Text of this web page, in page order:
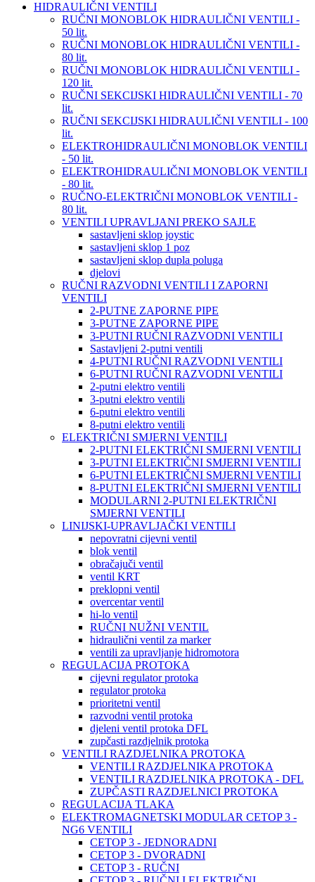
HIDRAULIČNI VENTILI
RUČNI MONOBLOK HIDRAULIČNI VENTILI -
50 lit.
RUČNI MONOBLOK HIDRAULIČNI VENTILI -
80 lit.
RUČNI MONOBLOK HIDRAULIČNI VENTILI -
120 lit.
RUČNI SEKCIJSKI HIDRAULIČNI VENTILI - 70
lit.
RUČNI SEKCIJSKI HIDRAULIČNI VENTILI - 100
lit.
ELEKTROHIDRAULIČNI MONOBLOK VENTILI
- 50 lit.
ELEKTROHIDRAULIČNI MONOBLOK VENTILI
- 80 lit.
RUČNO-ELEKTRIČNI MONOBLOK VENTILI -
80 lit.
VENTILI UPRAVLJANI PREKO SAJLE
sastavljeni sklop joystic
sastavljeni sklop 1 poz
sastavljeni sklop dupla poluga
djelovi
RUČNI RAZVODNI VENTILI I ZAPORNI
VENTILI
2-PUTNE ZAPORNE PIPE
3-PUTNE ZAPORNE PIPE
3-PUTNI RUČNI RAZVODNI VENTILI
Sastavljeni 2-putni ventili
4-PUTNI RUČNI RAZVODNI VENTILI
6-PUTNI RUČNI RAZVODNI VENTILI
2-putni elektro ventili
3-putni elektro ventili
6-putni elektro ventili
8-putni elektro ventili
ELEKTRIČNI SMJERNI VENTILI
2-PUTNI ELEKTRIČNI SMJERNI VENTILI
3-PUTNI ELEKTRIČNI SMJERNI VENTILI
6-PUTNI ELEKTRIČNI SMJERNI VENTILI
8-PUTNI ELEKTRIČNI SMJERNI VENTILI
MODULARNI 2-PUTNI ELEKTRIČNI
SMJERNI VENTILI
LINIJSKI-UPRAVLJAČKI VENTILI
nepovratni cijevni ventil
blok ventil
obračajuči ventil
ventil KRT
preklopni ventil
overcentar ventil
hi-lo ventil
RUČNI NUŽNI VENTIL
hidraulični ventil za marker
ventili za upravljanje hidromotora
REGULACIJA PROTOKA
cijevni regulator protoka
regulator protoka
prioritetni ventil
razvodni ventil protoka
djeleni ventil protoka DFL
zupčasti razdjelnik protoka
VENTILI RAZDJELNIKA PROTOKA
VENTILI RAZDJELNIKA PROTOKA
VENTILI RAZDJELNIKA PROTOKA - DFL
ZUPČASTI RAZDJELNICI PROTOKA
REGULACIJA TLAKA
ELEKTROMAGNETSKI MODULAR CETOP 3 -
NG6 VENTILI
CETOP 3 - JEDNORADNI
CETOP 3 - DVORADNI
CETOP 3 - RUČNI